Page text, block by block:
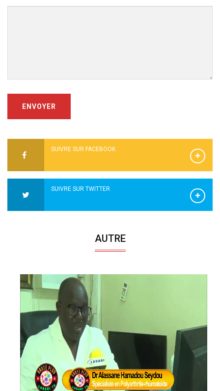
ENVOYER
SUIVRE SUR FACEBOOK
SUIVRE SUR TWITTER
AUTRE